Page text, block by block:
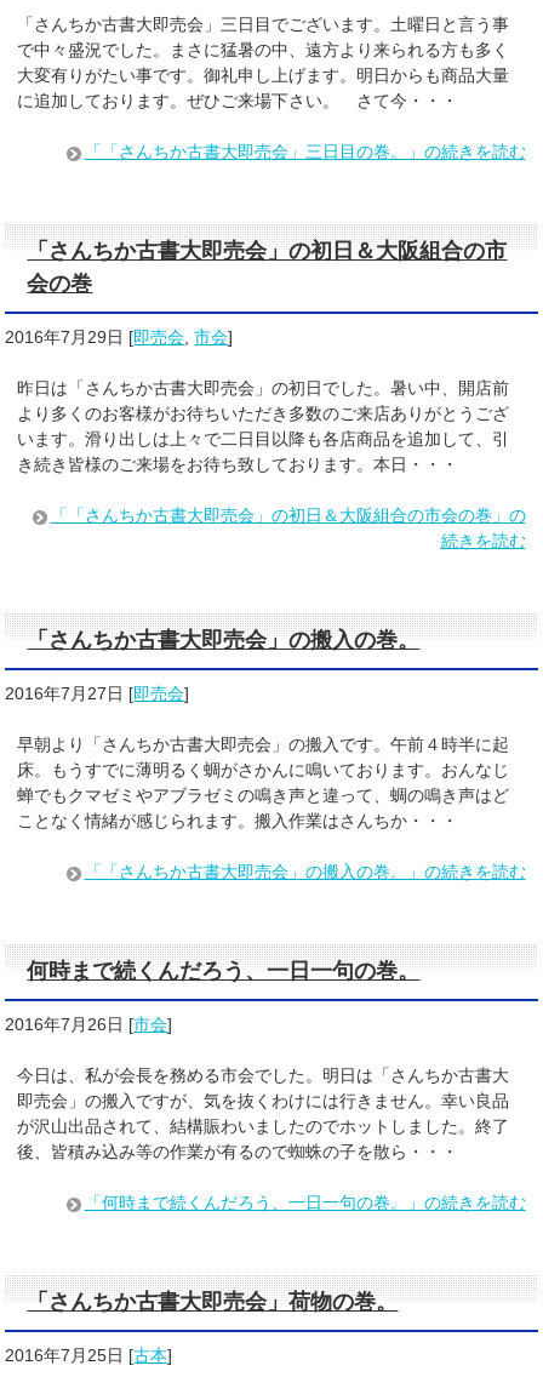
「さんちか古書大即売会」三日目でございます。土曜日と言う事
で中々盛況でした。まさに猛暑の中、遠方より来られる方も多く
大変有りがたい事です。御礼申し上げます。明日からも商品大量
に追加しております。ぜひご来場下さい。 さて今・・・
「「さんちか古書大即売会」三日目の巻。」の続きを読む
「さんちか古書大即売会」の初日＆大阪組合の市
会の巻
2016年7月29日 [即売会 ,市会]
昨日は「さんちか古書大即売会」の初日でした。暑い中、開店前
より多くのお客様がお待ちいただき多数のご来店ありがとうござ
います。滑り出しは上々で二日目以降も各店商品を追加して、引
き続き皆様のご来場をお待ち致しております。本日・・・
「「さんちか古書大即売会」の初日＆大阪組合の市会の巻」の
続きを読む
「さんちか古書大即売会」の搬入の巻。
2016年7月27日 [即売会]
早朝より「さんちか古書大即売会」の搬入です。午前４時半に起
床。もうすでに薄明るく蜩がさかんに鳴いております。おんなじ
蝉でもクマゼミやアブラゼミの鳴き声と違って、蜩の鳴き声はど
ことなく情緒が感じられます。搬入作業はさんちか・・・
「「さんちか古書大即売会」の搬入の巻。」の続きを読む
何時まで続くんだろう、一日一句の巻。
2016年7月26日 [市会]
今日は、私が会長を務める市会でした。明日は「さんちか古書大
即売会」の搬入ですが、気を抜くわけには行きません。幸い良品
が沢山出品されて、結構賑わいましたのでホットしました。終了
後、皆積み込み等の作業が有るので蜘蛛の子を散ら・・・
「何時まで続くんだろう、一日一句の巻。」の続きを読む
「さんちか古書大即売会」荷物の巻。
2016年7月25日 [古本]